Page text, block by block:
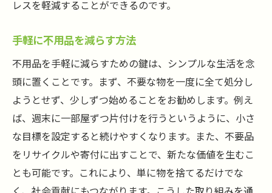
レスを軽減することができるのです。
手軽に不用品を減らす方法
不用品を手軽に減らすための鍵は、シンプルな生活を念
頭に置くことです。まず、不要な物を一度に全て処分し
ようとせず、少しずつ始めることをお勧めします。例え
ば、週末に一部屋ずつ片付けを行うというように、小さ
な目標を設定すると続けやすくなります。また、不要品
をリサイクルや寄付に出すことで、新たな価値を生むこ
とも可能です。これにより、単に物を捨てるだけでな